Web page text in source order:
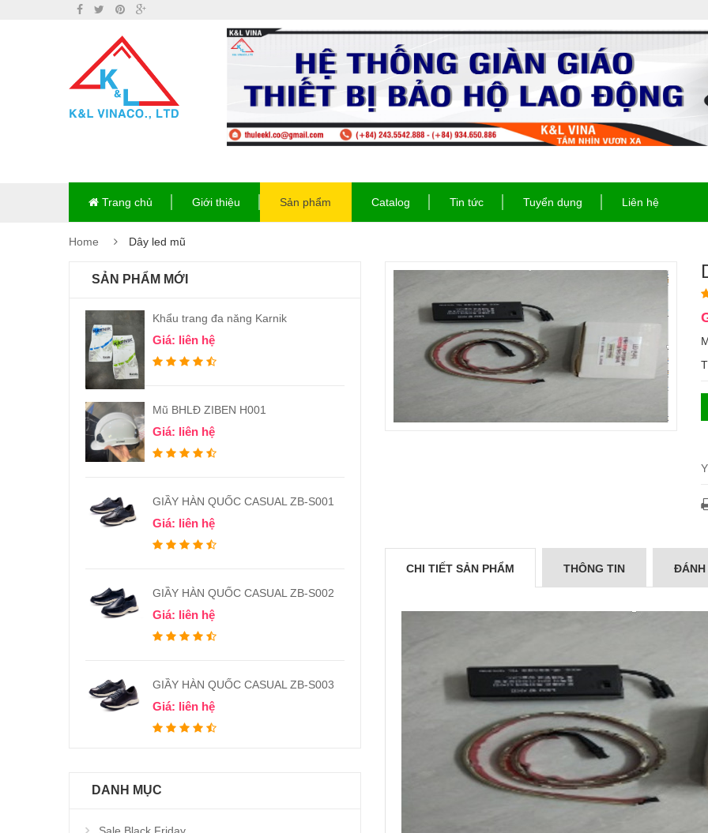
Trang chủ Giới thiệu Sản phẩm Catalog Tin tức Tuyển dụng Liên hệ
Home Dây led mũ
SẢN PHẨM MỚI
Khẩu trang đa năng Karnik
Giá: liên hệ
Mũ BHLĐ ZIBEN H001
Giá: liên hệ
GIẦY HÀN QUỐC CASUAL ZB-S001
Giá: liên hệ
GIẦY HÀN QUỐC CASUAL ZB-S002
Giá: liên hệ
GIẦY HÀN QUỐC CASUAL ZB-S003
Giá: liên hệ
DANH MỤC
CHI TIẾT SẢN PHẨM THÔNG TIN ĐÁNH